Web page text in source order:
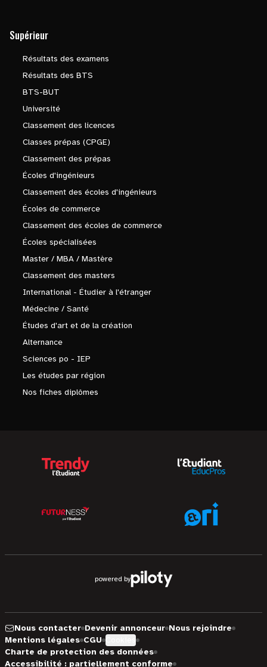
Supérieur
Résultats des examens
Résultats des BTS
BTS-BUT
Université
Classement des licences
Classes prépas (CPGE)
Classement des prépas
Écoles d'ingénieurs
Classement des écoles d'ingénieurs
Écoles de commerce
Classement des écoles de commerce
Écoles spécialisées
Master / MBA / Mastère
Classement des masters
International - Étudier à l'étranger
Médecine / Santé
Études d'art et de la création
Alternance
Sciences po - IEP
Les études par région
Nos fiches diplômes
powered by
Nous contacter Devenir annonceur Nous rejoindre
Mentions légales CGU
Charte de protection des données
Accessibilité : partiellement conforme